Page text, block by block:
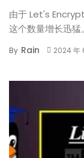
由于 Let's
这个数量增长迅猛。
By Rain 2024 年